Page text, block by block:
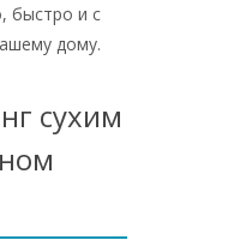
быстро и с
дому.
сухим